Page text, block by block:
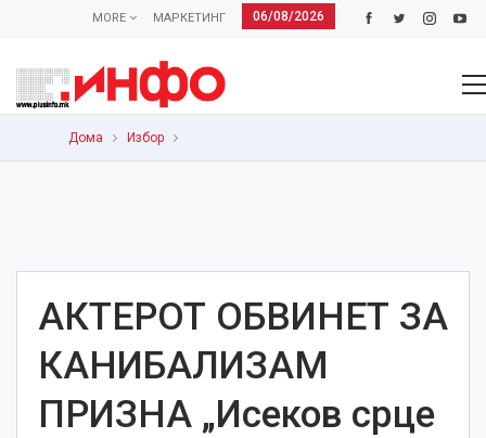
06/08/2026
МАРКЕТИНГ
MORE
Дома Избор
АКТЕРОТ ОБВИНЕТ ЗА
КАНИБАЛИЗАМ
ПРИЗНА „Исеков срце